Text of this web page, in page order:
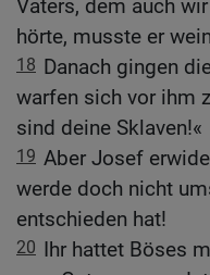
Vaters, dem auch
hörte, musste er
18 Danach gingen
warfen sich vor ihm
sind deine Sklaven!«
19 Aber Josef
werde doch nicht
entschieden hat!
20 Ihr hattet Böses